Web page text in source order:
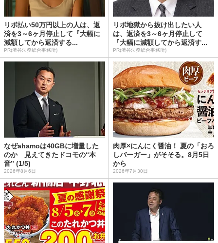
リボ払い50万円以上の人は、返
済を3～6ヶ月停止して『大幅に
減額してから返済する...
PR(渋谷法務総合事務所)
リボ地獄から抜け出したい人
は、返済を3～6ヶ月停止して
『大幅に減額してから返済す...
PR(渋谷法務総合事務所)
なぜahamoは40GBに増量した
のか 見えてきたドコモの“本
音” (1/5)
2026年8月6日
肉厚×にんにく醤油！ 夏の「おろ
しバーガー」がそそる。8月5日
から
2026年7月30日